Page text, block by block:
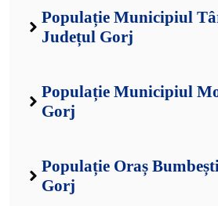
Populație Municipiul
Județul Gorj
Populație Municipiul
Gorj
Populație Oraș
Gorj